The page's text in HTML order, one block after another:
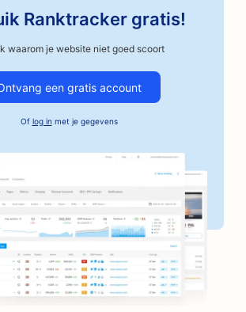
restaurants
Ranktracker gratis!
waarom je website niet goed scoort
een gratis account
Of log in met je gegevens